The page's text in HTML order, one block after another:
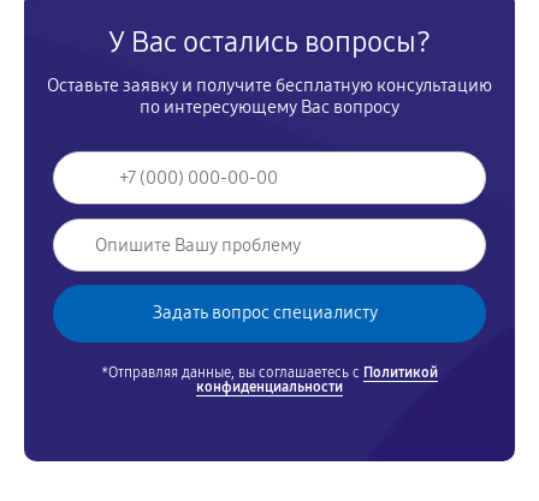
У Вас остались вопросы?
Оставьте заявку и получите бесплатную консультацию
по интересующему Вас вопросу
*Отправляя данные, вы соглашаетесь с Политикой
конфиденциальности